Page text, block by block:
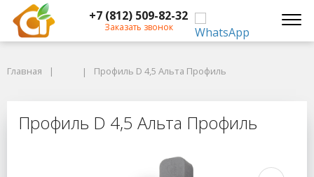
+7 (812) 509-82-32
Заказать звонок
Профиль D 4,5 Альта Профиль
Главная Профиль D 4,5 Альта Профиль
Профиль D 4,5 Альта Профиль